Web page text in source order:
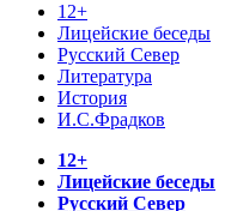
12+
Лицейские беседы
Русский Север
Литература
История
И.С.Фрадков
12+
Лицейские беседы
Русский Север